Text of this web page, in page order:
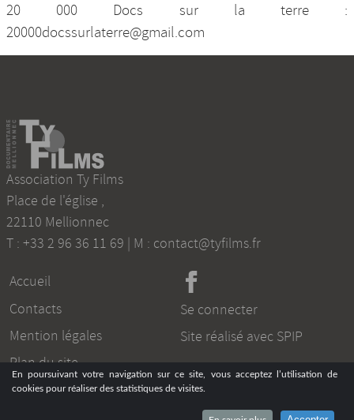
En poursuivant votre navigation sur ce site, vous acceptez l’utilisation de
cookies pour réaliser des statistiques de visites.
20 000 Docs sur la terre :
20000docssurlaterre@gmail.com
Association Ty Films
Place de l'église ,
22110 Mellionnec
T : +33 2 96 36 11 69 | M : contact@tyfilms.fr
Accueil
Contacts
Mention légales
Plan du site
Se connecter
Site réalisé avec SPIP